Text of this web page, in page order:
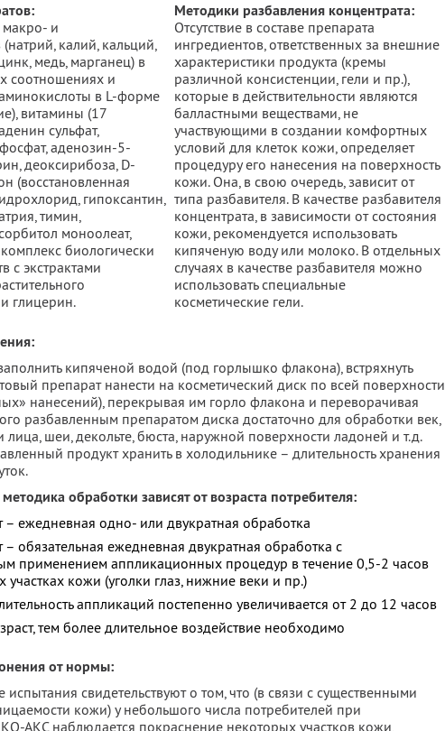
макро- и
калий, кальций,
медь, марганец) в
соотношениях и
в L-форме
витамины (17
сульфат,
аденозин-5-
деоксирибоза, D-
(восстановленная
гипоксантин,
тимин,
моноолеат,
биологически
с экстрактами
глицерин.
Методики разбавления концентрата:
Отсутствие в составе препарата
ингредиентов, ответственных за внешние
характеристики продукта (кремы
различной консистенции, гели и пр.),
которые в действительности являются
балластными веществами, не
участвующими в создании комфортных
условий для клеток кожи, определяет
процедуру его нанесения на поверхность
кожи. Она, в свою очередь, зависит от
типа разбавителя. В качестве разбавителя
концентрата, в зависимости от состояния
кожи, рекомендуется использовать
кипяченую воду или молоко. В отдельных
случаях в качестве разбавителя можно
использовать специальные
косметические гели.
кипяченой водой (под горлышко флакона), встряхнуть
препарат нанести на косметический диск по всей поверхности
нанесений), перекрывая им горло флакона и переворачивая
разбавленным препаратом диска достаточно для обработки век,
лица, шеи, декольте, бюста, наружной поверхности ладоней и т.д.
продукт хранить в холодильнике – длительность хранения
обработки зависят от возраста потребителя:
– ежедневная одно- или двукратная обработка
– обязательная ежедневная двукратная обработка с
применением аппликационных процедур в течение 0,5-2 часов
кожи (уголки глаз, нижние веки и пр.)
аппликаций постепенно увеличивается от 2 до 12 часов
тем более длительное воздействие необходимо
от нормы:
свидетельствуют о том, что (в связи с существенными
кожи) у небольшого числа потребителей при
АКС наблюдается покраснение некоторых участков кожи,